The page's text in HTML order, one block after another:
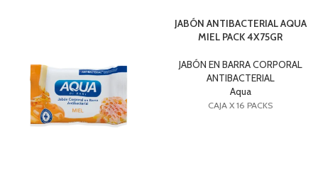
JABÓN ANTIBACTERIAL AQUA
MIEL PACK 4X75GR
JABÓN EN BARRA CORPORAL
ANTIBACTERIAL
Aqua
CAJA X 16 PACKS